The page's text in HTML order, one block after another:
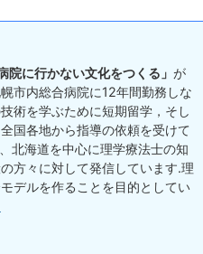
病院に行かない文化をつくる」 が
市内総合病院に12年間勤務しな
術を学ぶために短期留学，そし
国各地から指導の依頼を受けて
北海道を中心に理学療法士の知
方々に対して発信しています.理
デルを作ることを目的としてい